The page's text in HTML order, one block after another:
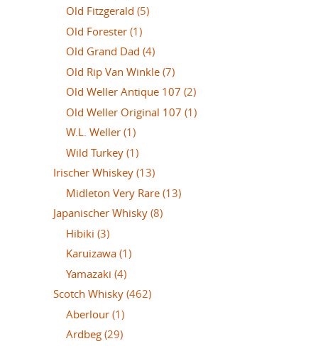
Old Fitzgerald (5)
Old Forester (1)
Old Grand Dad (4)
Old Rip Van Winkle (7)
Old Weller Antique 107 (2)
Old Weller Original 107 (1)
W.L. Weller (1)
Wild Turkey (1)
Irischer Whiskey (13)
Midleton Very Rare (13)
Japanischer Whisky (8)
Hibiki (3)
Karuizawa (1)
Yamazaki (4)
Scotch Whisky (462)
Aberlour (1)
Ardbeg (29)